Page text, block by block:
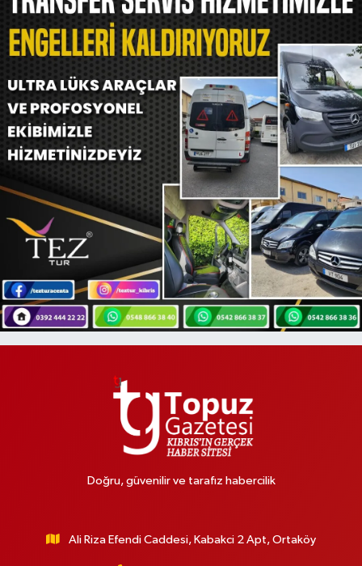
Doğru, güvenilir ve tarafız habercilik
Ali Riza Efendi Caddesi, Kabakci 2 Apt, Ortaköy